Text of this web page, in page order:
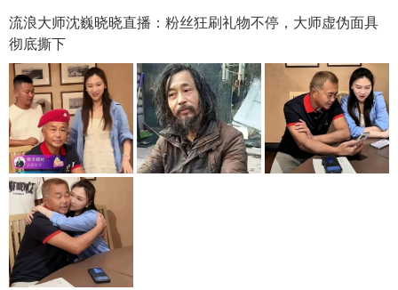
流浪大师沈巍晓晓直播：粉丝狂刷礼物不停，大师虚伪面具
彻底撕下